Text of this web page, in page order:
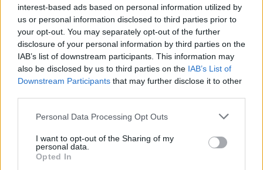
interest-based ads based on personal information utilized by
us or personal information disclosed to third parties prior to
your opt-out. You may separately opt-out of the further
disclosure of your personal information by third parties on the
IAB’s list of downstream participants. This information may
also be disclosed by us to third parties on the IAB’s List of
Downstream Participants that may further disclose it to other
Please note that this website/app uses one or more Google
not limited to your visit or usage behaviour. You may click to
grant or deny consent to Google and its third-party tags to
use your data for below specified purposes in below Google
Personal Data Processing Opt Outs
I want to opt-out of the Sharing of my
personal data.
Opted In
F
a
ce
b
o
o
k
T
w
it
te
r
Pi
n
te
re
st
W
h
at
s
A
p
p
S
h
a
re
Articolo precedente
Prossimo articolo
NOTIZIE RECENTI
Incendio nella notte a Olbia, a fuoco due furgoni